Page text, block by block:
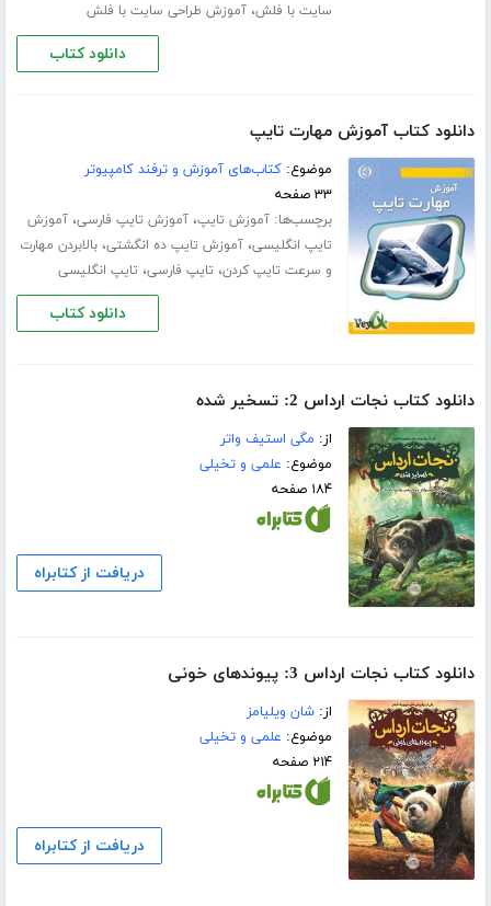
سایت با فلش،آموزش طراحی سایت با فلش
دانلود کتاب
دانلود کتاب آموزش مهارت تایپ
موضوع:کتاب‌های آموزش و ترفند کامپیوتر
۳۳ صفحه
برچسب‌ها:آموزش تایپ،آموزش تایپ فارسی،آموزش
تایپ انگلیسی،آموزش تایپ ده انگشتی،بالابردن مهارت
و سرعت تایپ کردن، تایپ فارسی، تایپ انگلیسی
دانلود کتاب
دانلود کتاب نجات ارداس 2: تسخیر شده
از: مگی استیف واتر
موضوع: علمی و تخیلی
۱۸۴ صفحه
دریافت از کتابراه
دانلود کتاب نجات ارداس 3: پیوندهای خونی
از:شان ویلیامز
موضوع: علمی و تخیلی
۲۱۴ صفحه
دریافت از کتابراه